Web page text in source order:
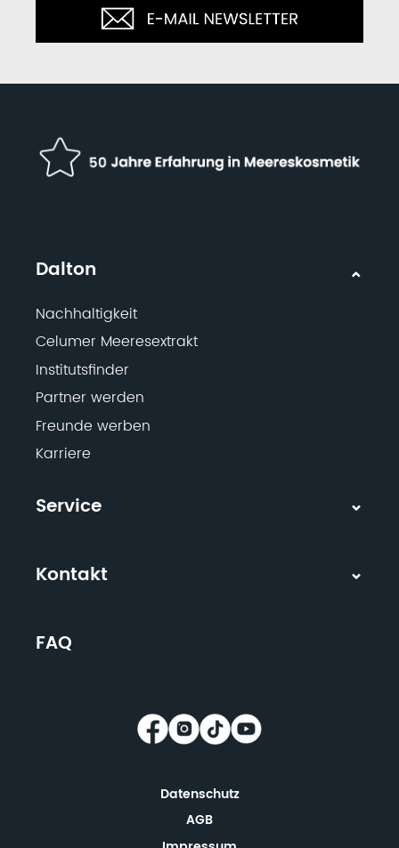
Dalton
Nachhaltigkeit
Celumer Meeresextrakt
Institutsfinder
Partner werden
Freunde werben
Karriere
Service
Kontakt
FAQ
Datenschutz
AGB